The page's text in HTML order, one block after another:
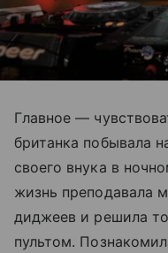
Главное —
британка побывала
своего внука в
жизнь преподавала
диджеев и решила
пультом.